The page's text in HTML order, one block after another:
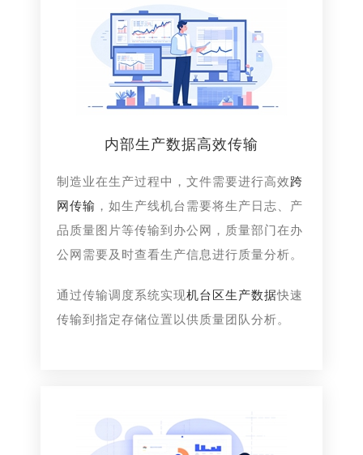
内部生产数据高效传输
制造业在生产过程中，文件需要进行高效跨
网传输 ，如生产线机台需要将生产日志、产
品质量图片等传输到办公网，质量部门在办
公网需要及时查看生产信息进行质量分析。
通过传输调度系统实现机台区生产数据快速
传输到指定存储位置以供质量团队分析。